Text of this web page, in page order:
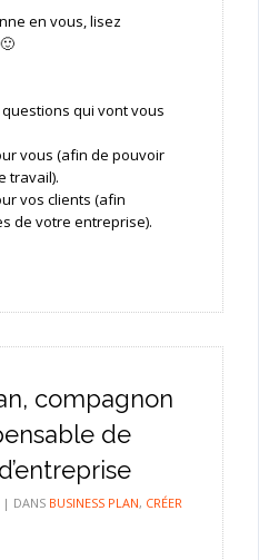
en vous, lisez
qui vont vous
vous (afin de pouvoir
travail).
vos clients (afin
de votre entreprise).
compagnon
de
DANS BUSINESS PLAN, CRÉER